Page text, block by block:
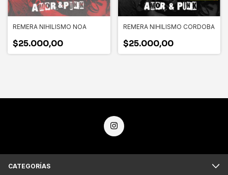
REMERA NIHILISMO NOA
$25.000,00
REMERA NIHILISMO CORDOBA
$25.000,00
CATEGORÍAS